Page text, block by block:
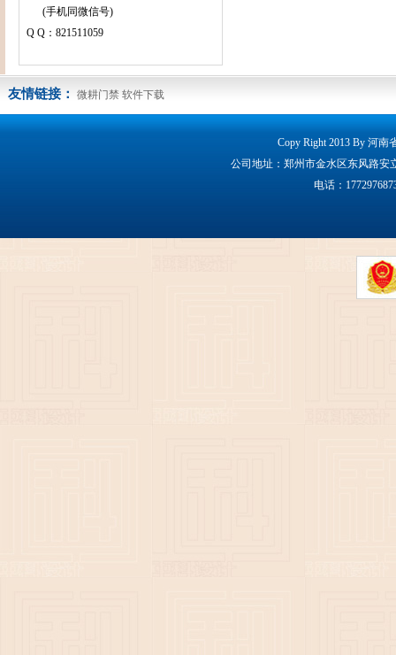
(手机同微信号)
Q Q：821511059
友情链接： 微耕门禁 软件下载
Copy Right 2013 By 河南
公司地址：郑州市金水区东风路安
电话：